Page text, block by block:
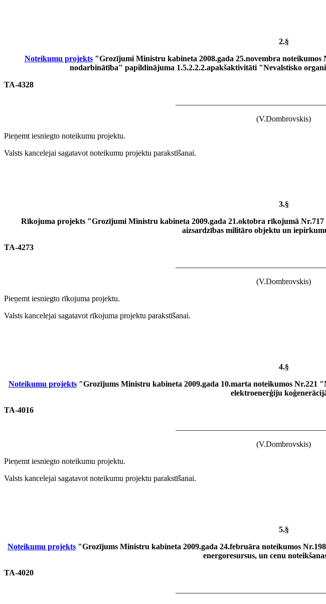
2.§
Noteikumu projekts"Grozījumi Ministru kabineta 2008.gada 25.novembra
nodarbinātība" papildinājuma 1.5.2.2.2.apakšaktivitāti "Nevalstisko
TA-4328
(V.Dombrovskis)
Pieņemt iesniegto noteikumu projektu.
Valsts kancelejai sagatavot noteikumu projektu parakstīšanai.
3.§
Rīkojuma projekts "Grozījumi Ministru kabineta 2009.gada 21.oktobra rīkojumā
aizsardzības militāro objektu un
TA-4273
(V.Dombrovskis)
Pieņemt iesniegto rīkojuma projektu.
Valsts kancelejai sagatavot rīkojuma projektu parakstīšanai.
4.§
Noteikumu projekts"Grozījums Ministru kabineta 2009.gada 10.marta noteikumos Nr.221
elektroenerģiju
TA-4016
(V.Dombrovskis)
Pieņemt iesniegto noteikumu projektu.
Valsts kancelejai sagatavot noteikumu projektu parakstīšanai.
5.§
Noteikumu projekts "Grozījums Ministru kabineta 2009.gada 24.februāra noteikumos
energoresursus, un cenu
TA-4020